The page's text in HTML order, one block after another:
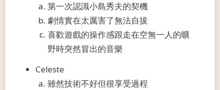
第一次認識小島秀夫的契機
劇情實在太厲害了無法自拔
喜歡遊戲的操作感跟走在空無一人的曠
野時突然冒出的音樂
Celeste
雖然技術不好但很享受過程